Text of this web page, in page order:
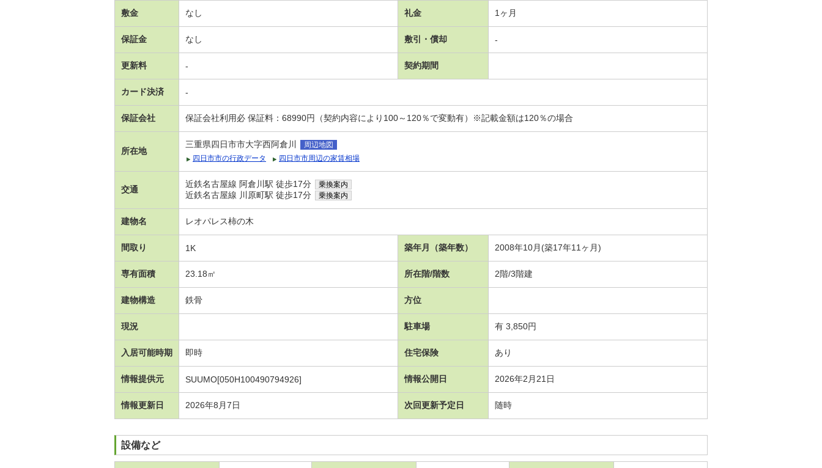
敷金 なし 礼金 1ヶ月
保証金 なし 敷引・償却 -
更新料 - 契約期間
カード決済 -
保証会社 保証会社利用必 保証料：68990円（契約内容により100～120％で変動有）※記載金額は120％の場合
所在地
三重県四日市市大字西阿倉川
周辺地図
四日市市の行政データ
四日市市周辺の家賃相場
交通
近鉄名古屋線 阿倉川駅 徒歩17分 乗換案内
近鉄名古屋線 川原町駅 徒歩17分 乗換案内
建物名 レオパレス柿の木
間取り 1K 築年月（築年数） 2008年10月(築17年11ヶ月)
専有面積 23.18㎡ 所在階/階数 2階/3階建
建物構造 鉄骨 方位
現況 駐車場 有 3,850円
入居可能時期 即時 住宅保険 あり
情報提供元 SUUMO[050H100490794926] 情報公開日 2026年2月21日
情報更新日 2026年8月7日 次回更新予定日 随時
設備など